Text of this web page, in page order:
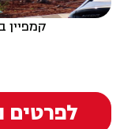
קמפיין
לפרטים